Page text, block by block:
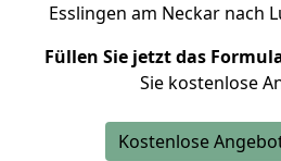
Esslingen am Neckar nach
Füllen Sie jetzt das
Sie kostenlose
Kostenlose